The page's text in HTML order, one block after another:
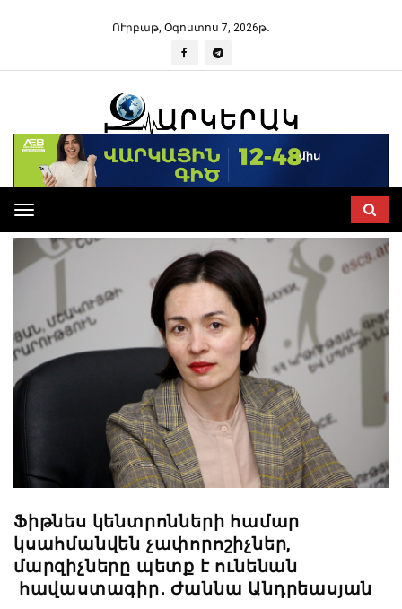
ՈՒրբաթ, Օգոստոս 7, 2026թ․
Toggle
navigation
Ֆիթնես կենտրոնների համար
կսահմանվեն չափորոշիչներ,
մարզիչները պետք է ունենան
հավաստագիր․ Ժաննա Անդրեասյան